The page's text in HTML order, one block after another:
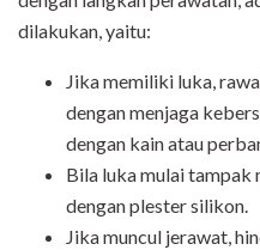
dilakukan, yaitu:
Jika memiliki luka,
dengan menjaga
dengan kain atau
Bila luka mulai tampak
dengan plester silikon.
Jika muncul jerawat,